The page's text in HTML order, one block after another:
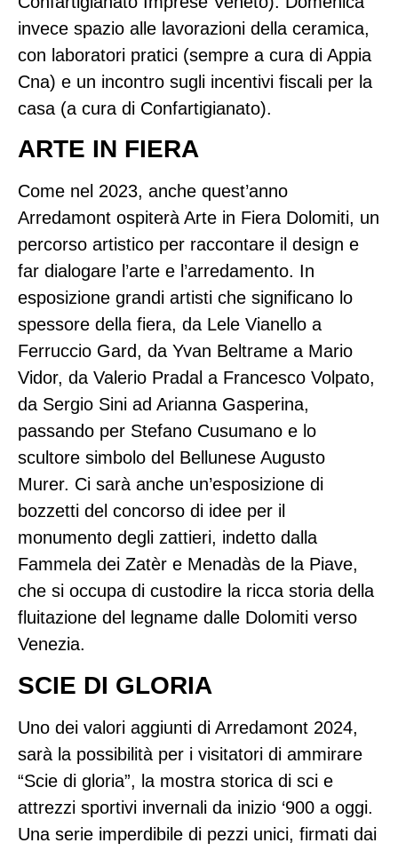
invece spazio alle lavorazioni della ceramica,
con laboratori pratici (sempre a cura di Appia
Cna) e un incontro sugli incentivi fiscali per la
casa (a cura di Confartigianato).
ARTE IN FIERA
Come nel 2023, anche quest’anno
Arredamont ospiterà Arte in Fiera Dolomiti, un
percorso artistico per raccontare il design e
far dialogare l’arte e l’arredamento. In
esposizione grandi artisti che significano lo
spessore della fiera, da Lele Vianello a
Ferruccio Gard, da Yvan Beltrame a Mario
Vidor, da Valerio Pradal a Francesco Volpato,
da Sergio Sini ad Arianna Gasperina,
passando per Stefano Cusumano e lo
scultore simbolo del Bellunese Augusto
Murer. Ci sarà anche un’esposizione di
bozzetti del concorso di idee per il
monumento degli zattieri, indetto dalla
Fammela dei Zatèr e Menadàs de la Piave,
che si occupa di custodire la ricca storia della
fluitazione del legname dalle Dolomiti verso
Venezia.
SCIE DI GLORIA
Uno dei valori aggiunti di Arredamont 2024,
sarà la possibilità per i visitatori di ammirare
“Scie di gloria”, la mostra storica di sci e
attrezzi sportivi invernali da inizio ‘900 a oggi.
Una serie imperdibile di pezzi unici, firmati dai